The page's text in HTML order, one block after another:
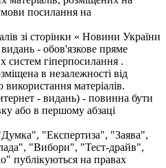
посилання на
зі сторінки « Новини України
видань - обов'язкове пряме
систем гіперпосилання .
в незалежності від
матеріалів.
- видань) - повинна бути
або в першому абзаці
"Експертиза", "Заява",
"Вибори", "Тест-драйв",
публікуються на правах